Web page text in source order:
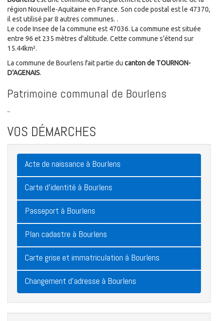
région Nouvelle-Aquitaine en France. Son code postal est le 47370,
il est utilisé par 8 autres communes. .
Le code Insee de la commune est 47036. La commune est située
entre 96 et 235 mètres d'altitude. Cette commune s'étend sur
15.44km².
La commune de Bourlens fait partie du canton de TOURNON-
D'AGENAIS.
Patrimoine communal de Bourlens
..
VOS DÉMARCHES
Acte de naissance à Bourlens
Carte d'identité à Bourlens
Passeport à Bourlens
Plan cadastre à Bourlens
Carte grise et immatriculation à Bourlens
Changement d'adresse à Bourlens